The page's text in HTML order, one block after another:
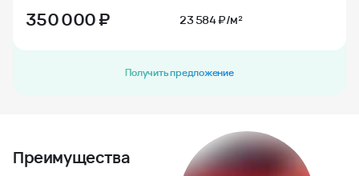
350 000₽ 23 584 ₽/м²
Получить предложение
Преимущества